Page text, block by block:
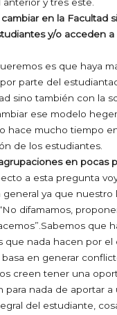
cambiar en la Facultad
y/o acceden a
es que haya
parte del
sino también con la
ese modelo
hace mucho tiempo
de los estudiantes.
en pocas
a esta pregunta
general ya que nuestro
difamamos,
que
que nada hacen por el
basa en generar
creen tener una
para nada de aportar a
del estudiante,